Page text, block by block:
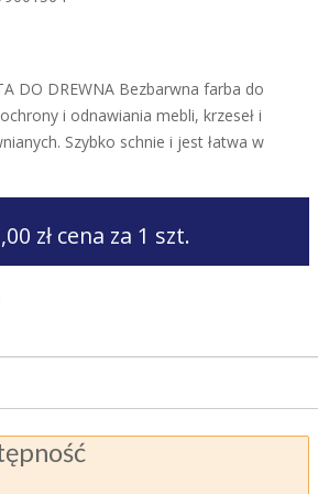
DO DREWNA Bezbarwna farba do
i odnawiania mebli, krzeseł i
Szybko schnie i jest łatwa w
,00 zł cena za 1 szt.